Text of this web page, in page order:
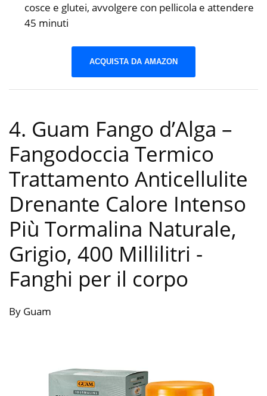
cosce e glutei, avvolgere con pellicola e attendere
45 minuti
ACQUISTA DA AMAZON
4. Guam Fango d’Alga –
Fangodoccia Termico
Trattamento Anticellulite
Drenante Calore Intenso
Più Tormalina Naturale,
Grigio, 400 Millilitri -
Fanghi per il corpo
By Guam